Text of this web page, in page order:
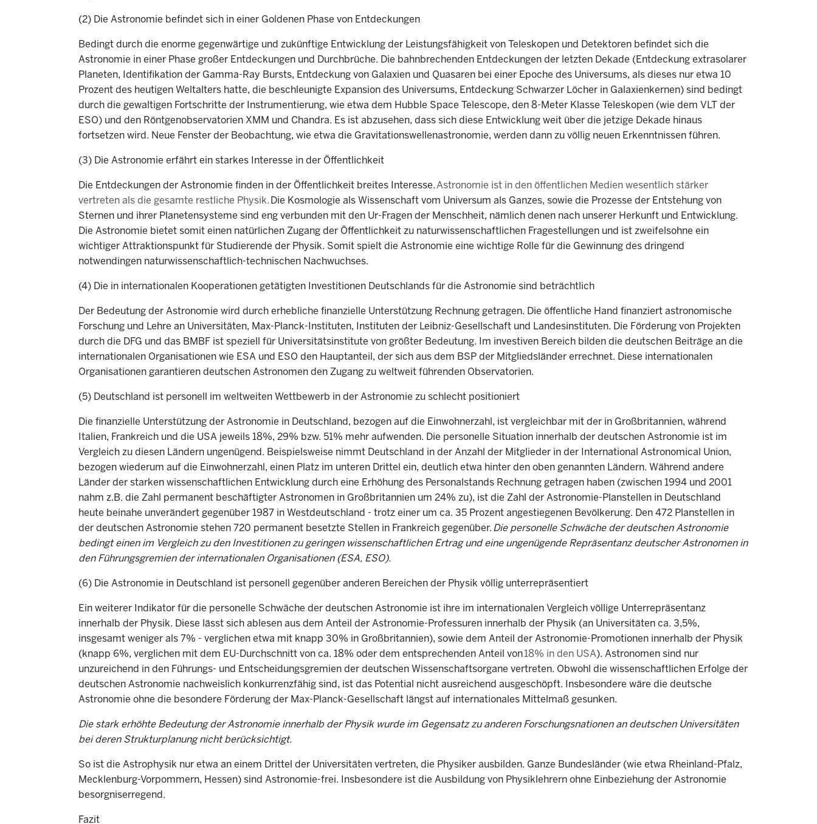
(2) Die Astronomie befindet sich in einer Goldenen Phase von Entdeckungen
Bedingt durch die enorme gegenwärtige und zukünftige Entwicklung der Leistungsfähigkeit von Teleskopen und Detektoren befindet sich die
Astronomie in einer Phase großer Entdeckungen und Durchbrüche. Die bahnbrechenden Entdeckungen der letzten Dekade (Entdeckung extrasolarer
Planeten, Identifikation der Gamma-Ray Bursts, Entdeckung von Galaxien und Quasaren bei einer Epoche des Universums, als dieses nur etwa 10
Prozent des heutigen Weltalters hatte, die beschleunigte Expansion des Universums, Entdeckung Schwarzer Löcher in Galaxienkernen) sind bedingt
durch die gewaltigen Fortschritte der Instrumentierung, wie etwa dem Hubble Space Telescope, den 8-Meter Klasse Teleskopen (wie dem VLT der
ESO) und den Röntgenobservatorien XMM und Chandra. Es ist abzusehen, dass sich diese Entwicklung weit über die jetzige Dekade hinaus
fortsetzen wird. Neue Fenster der Beobachtung, wie etwa die Gravitationswellenastronomie, werden dann zu völlig neuen Erkenntnissen führen.
(3) Die Astronomie erfährt ein starkes Interesse in der Öffentlichkeit
Die Entdeckungen der Astronomie finden in der Öffentlichkeit breites Interesse. Astronomie ist in den öffentlichen Medien wesentlich stärker
vertreten als die gesamte restliche Physik. Die Kosmologie als Wissenschaft vom Universum als Ganzes, sowie die Prozesse der Entstehung von
Sternen und ihrer Planetensysteme sind eng verbunden mit den Ur-Fragen der Menschheit, nämlich denen nach unserer Herkunft und Entwicklung.
Die Astronomie bietet somit einen natürlichen Zugang der Öffentlichkeit zu naturwissenschaftlichen Fragestellungen und ist zweifelsohne ein
wichtiger Attraktionspunkt für Studierende der Physik. Somit spielt die Astronomie eine wichtige Rolle für die Gewinnung des dringend
notwendingen naturwissenschaftlich-technischen Nachwuchses.
(4) Die in internationalen Kooperationen getätigten Investitionen Deutschlands für die Astronomie sind beträchtlich
Der Bedeutung der Astronomie wird durch erhebliche finanzielle Unterstützung Rechnung getragen. Die öffentliche Hand finanziert astronomische
Forschung und Lehre an Universitäten, Max-Planck-Instituten, Instituten der Leibniz-Gesellschaft und Landesinstituten. Die Förderung von Projekten
durch die DFG und das BMBF ist speziell für Universitätsinstitute von größter Bedeutung. Im investiven Bereich bilden die deutschen Beiträge an die
internationalen Organisationen wie ESA und ESO den Hauptanteil, der sich aus dem BSP der Mitgliedsländer errechnet. Diese internationalen
Organisationen garantieren deutschen Astronomen den Zugang zu weltweit führenden Observatorien.
(5) Deutschland ist personell im weltweiten Wettbewerb in der Astronomie zu schlecht positioniert
Die finanzielle Unterstützung der Astronomie in Deutschland, bezogen auf die Einwohnerzahl, ist vergleichbar mit der in Großbritannien, während
Italien, Frankreich und die USA jeweils 18%, 29% bzw. 51% mehr aufwenden. Die personelle Situation innerhalb der deutschen Astronomie ist im
Vergleich zu diesen Ländern ungenügend. Beispielsweise nimmt Deutschland in der Anzahl der Mitglieder in der International Astronomical Union,
bezogen wiederum auf die Einwohnerzahl, einen Platz im unteren Drittel ein, deutlich etwa hinter den oben genannten Ländern. Während andere
Länder der starken wissenschaftlichen Entwicklung durch eine Erhöhung des Personalstands Rechnung getragen haben (zwischen 1994 und 2001
nahm z.B. die Zahl permanent beschäftigter Astronomen in Großbritannien um 24% zu), ist die Zahl der Astronomie-Planstellen in Deutschland
heute beinahe unverändert gegenüber 1987 in Westdeutschland - trotz einer um ca. 35 Prozent angestiegenen Bevölkerung. Den 472 Planstellen in
der deutschen Astronomie stehen 720 permanent besetzte Stellen in Frankreich gegenüber. Die personelle Schwäche der deutschen Astronomie
bedingt einen im Vergleich zu den Investitionen zu geringen wissenschaftlichen Ertrag und eine ungenügende Repräsentanz deutscher Astronomen in
den Führungsgremien der internationalen Organisationen (ESA, ESO).
(6) Die Astronomie in Deutschland ist personell gegenüber anderen Bereichen der Physik völlig unterrepräsentiert
Ein weiterer Indikator für die personelle Schwäche der deutschen Astronomie ist ihre im internationalen Vergleich völlige Unterrepräsentanz
innerhalb der Physik. Diese lässt sich ablesen aus dem Anteil der Astronomie-Professuren innerhalb der Physik (an Universitäten ca. 3,5%,
insgesamt weniger als 7% - verglichen etwa mit knapp 30% in Großbritannien), sowie dem Anteil der Astronomie-Promotionen innerhalb der Physik
(knapp 6%, verglichen mit dem EU-Durchschnitt von ca. 18% oder dem entsprechenden Anteil von18% in den USA). Astronomen sind nur
unzureichend in den Führungs- und Entscheidungsgremien der deutschen Wissenschaftsorgane vertreten. Obwohl die wissenschaftlichen Erfolge der
deutschen Astronomie nachweislich konkurrenzfähig sind, ist das Potential nicht ausreichend ausgeschöpft. Insbesondere wäre die deutsche
Astronomie ohne die besondere Förderung der Max-Planck-Gesellschaft längst auf internationales Mittelmaß gesunken.
Die stark erhöhte Bedeutung der Astronomie innerhalb der Physik wurde im Gegensatz zu anderen Forschungsnationen an deutschen Universitäten
bei deren Strukturplanung nicht berücksichtigt.
So ist die Astrophysik nur etwa an einem Drittel der Universitäten vertreten, die Physiker ausbilden. Ganze Bundesländer (wie etwa Rheinland-Pfalz,
Mecklenburg-Vorpommern, Hessen) sind Astronomie-frei. Insbesondere ist die Ausbildung von Physiklehrern ohne Einbeziehung der Astronomie
besorgniserregend.
Fazit